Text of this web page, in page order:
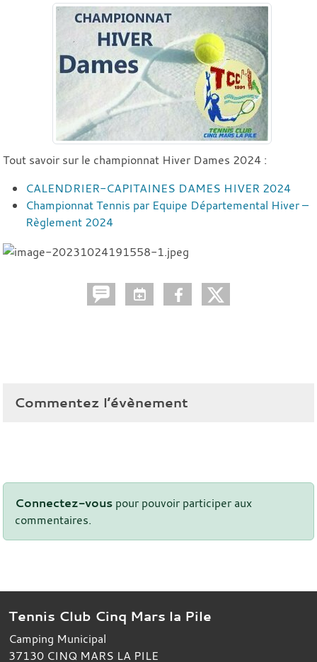
Tout savoir sur le championnat Hiver Dames 2024 :
CALENDRIER-CAPITAINES DAMES HIVER 2024
Championnat Tennis par Equipe Départemental Hiver –
Règlement 2024
Commentez l’évènement
Connectez-vous pour pouvoir participer aux
commentaires.
Tennis Club Cinq Mars la Pile
Camping Municipal
37130 CINQ MARS LA PILE